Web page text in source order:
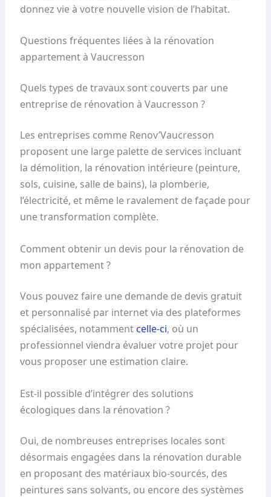
donnez vie à votre nouvelle vision de l’habitat.
Questions fréquentes liées à la rénovation
appartement à Vaucresson
Quels types de travaux sont couverts par une
entreprise de rénovation à Vaucresson ?
Les entreprises comme Renov’Vaucresson
proposent une large palette de services incluant
la démolition, la rénovation intérieure (peinture,
sols, cuisine, salle de bains), la plomberie,
l’électricité, et même le ravalement de façade pour
une transformation complète.
Comment obtenir un devis pour la rénovation de
mon appartement ?
Vous pouvez faire une demande de devis gratuit
et personnalisé par internet via des plateformes
spécialisées, notamment celle-ci, où un
professionnel viendra évaluer votre projet pour
vous proposer une estimation claire.
Est-il possible d’intégrer des solutions
écologiques dans la rénovation ?
Oui, de nombreuses entreprises locales sont
désormais engagées dans la rénovation durable
en proposant des matériaux bio-sourcés, des
peintures sans solvants, ou encore des systèmes